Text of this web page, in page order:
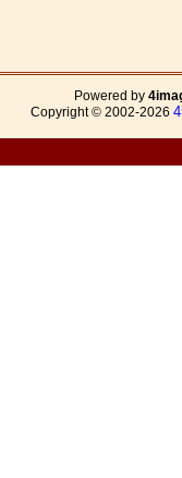
Powered by
Copyright © 2002-2026